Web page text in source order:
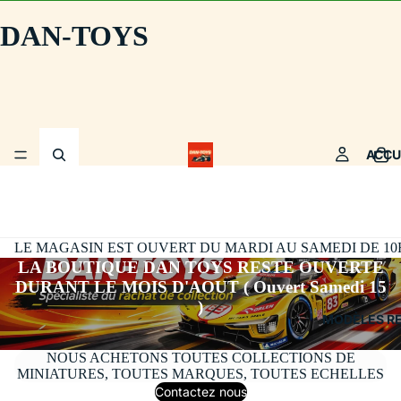
DAN-TOYS
MODÈLES
LE MAGASIN EST OUVERT DU MARDI AU SAMEDI DE
LA BOUTIQUE DAN TOYS RESTE OUVERTE
DURANT LE MOIS D'AOUT ( Ouvert Samedi 15
)
NOUS ACHETONS TOUTES COLLECTIONS DE
MINIATURES, TOUTES MARQUES, TOUTES ECHELLES
Contactez nous